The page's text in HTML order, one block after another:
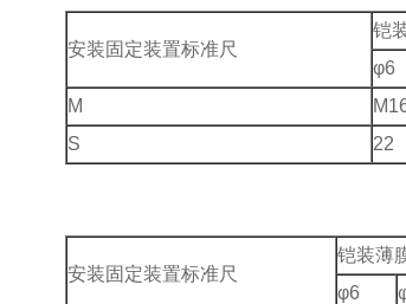
安装固定装置标准尺
铠
φ6
M
S
22
安装固定装置标准尺
铠装薄
φ6